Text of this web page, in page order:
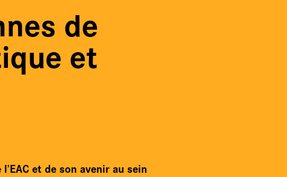
de
et
et de son avenir au sein